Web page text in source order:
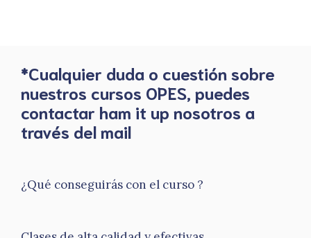
*Cualquier duda o cuestión sobre
nuestros cursos OPES, puedes
contactar ham it up nosotros a
través del mail
¿Qué conseguirás con el curso ?